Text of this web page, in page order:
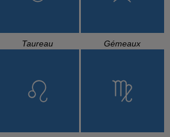
Taureau Gémeaux